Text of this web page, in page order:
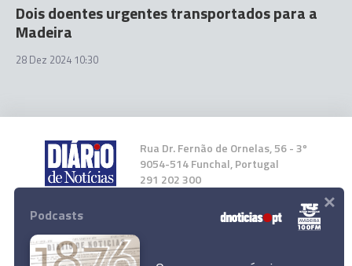
Dois doentes urgentes transportados para a
Madeira
28 Dez 2024 10:30
Rua Dr. Fernão de Ornelas, 56 - 3º
9054-514 Funchal, Portugal
291 202 300
Instale a nossa App
Podcasts ×